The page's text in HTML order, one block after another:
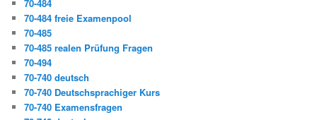
70-484
70-484 freie Examenpool
70-485
70-485 realen Prüfung Fragen
70-494
70-740 deutsch
70-740 Deutschsprachiger Kurs
70-740 Examensfragen